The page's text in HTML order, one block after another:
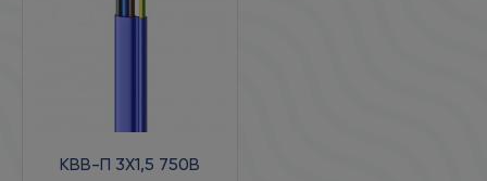
КВВ-П 3X1,5 750В